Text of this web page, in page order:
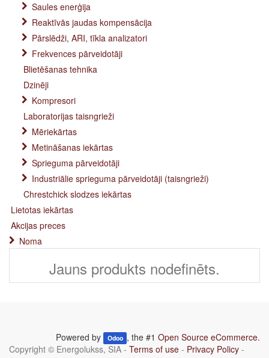
Saules enerģija
Reaktīvās jaudas kompensācija
Pārslēdži, ARI, tīkla analizatori
Frekvences pārveidotāji
Blietēšanas tehnika
Dzinēji
Kompresori
Laboratorijas taisngrieži
Mēriekārtas
Metināšanas iekārtas
Sprieguma pārveidotāji
Industriālie sprieguma pārveidotāji (taisngrieži)
Chrestchick slodzes iekārtas
Lietotas iekārtas
Akcijas preces
Noma
Jauns produkts nodefinēts.
Powered by Odoo , the #1 Open Source eCommerce.
Copyright © Energolukss, SIA - Terms of use - Privacy Policy -